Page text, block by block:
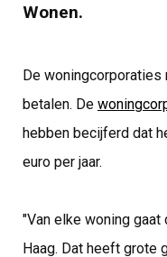
Wonen.
De woningcorporaties
betalen. De
hebben becijferd dat
euro per jaar.
"Van elke woning gaat
Haag. Dat heeft grote